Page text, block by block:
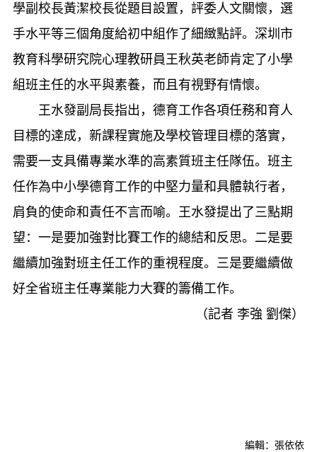
學副校長黃潔校長從題目設置，評委人文關懷，選
手水平等三個角度給初中組作了細緻點評。深圳市
教育科學研究院心理教研員王秋英老師肯定了小學
組班主任的水平與素養，而且有視野有情懷。
王水發副局長指出，德育工作各項任務和育人
目標的達成，新課程實施及學校管理目標的落實，
需要一支具備專業水準的高素質班主任隊伍。班主
任作為中小學德育工作的中堅力量和具體執行者，
肩負的使命和責任不言而喻。王水發提出了三點期
望：一是要加強對比賽工作的總結和反思。二是要
繼續加強對班主任工作的重視程度。三是要繼續做
好全省班主任專業能力大賽的籌備工作。
（記者 李強 劉傑）
編輯：張依依